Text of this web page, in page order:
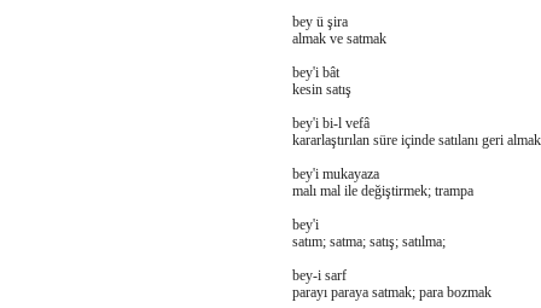
bey ü şira
almak ve satmak
bey'i bât
kesin satış
bey'i bi-l vefâ
kararlaştırılan süre içinde satılanı geri
bey'i mukayaza
malı mal ile değiştirmek; trampa
bey'i
satım; satma; satış; satılma;
bey-i sarf
parayı paraya satmak; para bozmak